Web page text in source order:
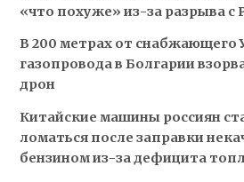
«что похуже» из-за разрыва с
В 200 метрах от снабжающего
газопровода в Болгарии
дрон
Китайские машины россиян
ломаться после заправки
бензином из-за дефицита